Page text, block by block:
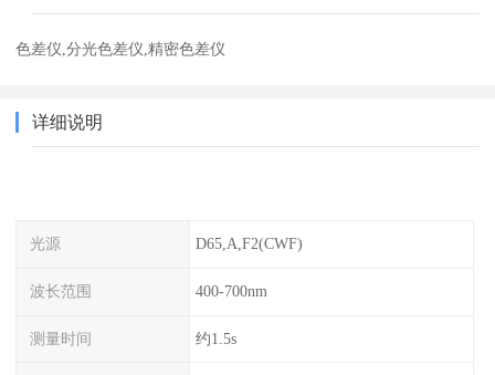
色差仪,分光色差仪,精密色差仪
详细说明
光源 D65,A,F2(CWF)
波长范围 400-700nm
测量时间 约1.5s